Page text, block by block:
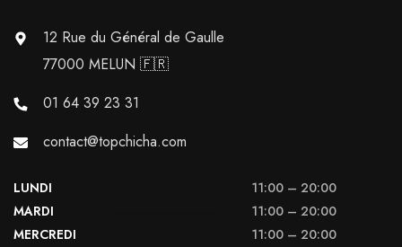
12 Rue du Général de Gaulle
77000 MELUN 🇫🇷
01 64 39 23 31
contact@topchicha.com
LUNDI
11:00 – 20:00
MARDI
11:00 – 20:00
MERCREDI
11:00 – 20:00